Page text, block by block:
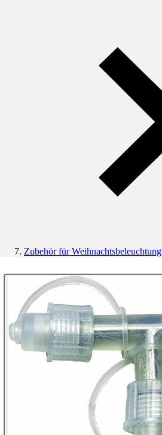
Zubehör für Weihnachtsbeleuchtung